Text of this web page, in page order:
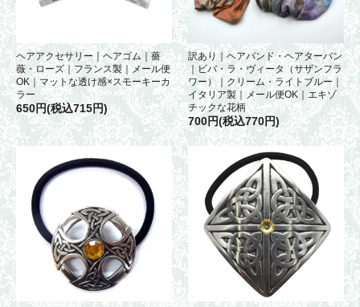
ヘアアクセサリー｜ヘアゴム｜薔
薇・ローズ｜フランス製｜メール便
OK｜マットな透け感×スモーキーカ
ラー
650円(税込715円)
訳あり｜ヘアバンド・ヘアターバン
｜ビバ・ラ・ヴィータ（サザンフラ
ワー）｜クリーム・ライトブルー｜
イタリア製｜メール便OK｜エキゾ
チックな花柄
700円(税込770円)